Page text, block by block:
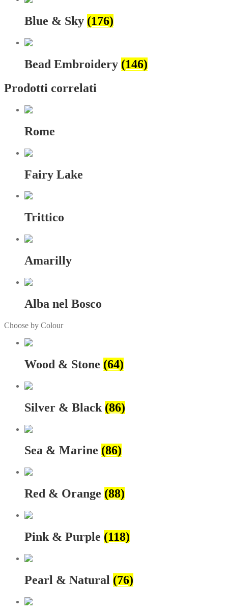
Blue & Sky (176)
Bead Embroidery (146)
Prodotti correlati
Rome
Fairy Lake
Trittico
Amarilly
Alba nel Bosco
Choose by Colour
Wood & Stone (64)
Silver & Black (86)
Sea & Marine (86)
Red & Orange (88)
Pink & Purple (118)
Pearl & Natural (76)